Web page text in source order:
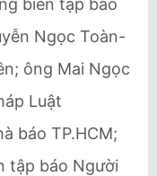
biên tập báo
Ngọc Toàn-
ông Mai Ngọc
Luật
báo TP.HCM;
tập báo Người